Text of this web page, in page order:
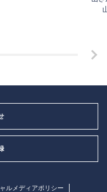
ルメディアポリシー